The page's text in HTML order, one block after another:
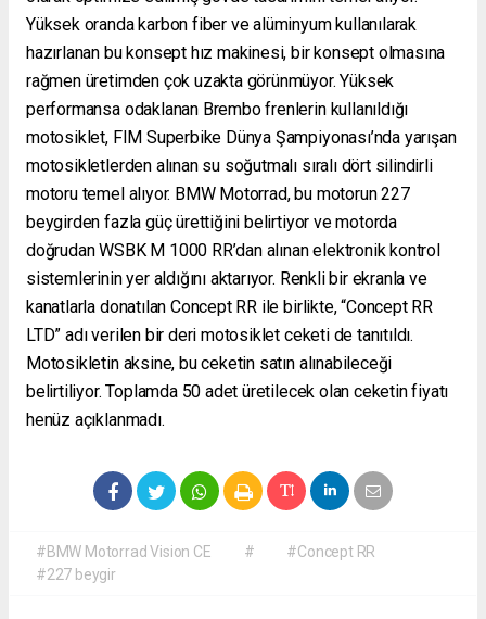
Yüksek oranda karbon fiber ve alüminyum kullanılarak
hazırlanan bu konsept hız makinesi, bir konsept olmasına
rağmen üretimden çok uzakta görünmüyor. Yüksek
performansa odaklanan Brembo frenlerin kullanıldığı
motosiklet, FIM Superbike Dünya Şampiyonası’nda yarışan
motosikletlerden alınan su soğutmalı sıralı dört silindirli
motoru temel alıyor. BMW Motorrad, bu motorun 227
beygirden fazla güç ürettiğini belirtiyor ve motorda
doğrudan WSBK M 1000 RR’dan alınan elektronik kontrol
sistemlerinin yer aldığını aktarıyor. Renkli bir ekranla ve
kanatlarla donatılan Concept RR ile birlikte, “Concept RR
LTD” adı verilen bir deri motosiklet ceketi de tanıtıldı.
Motosikletin aksine, bu ceketin satın alınabileceği
belirtiliyor. Toplamda 50 adet üretilecek olan ceketin fiyatı
henüz açıklanmadı.
#BMW Motorrad Vision CE #
#Concept RR
#227 beygir